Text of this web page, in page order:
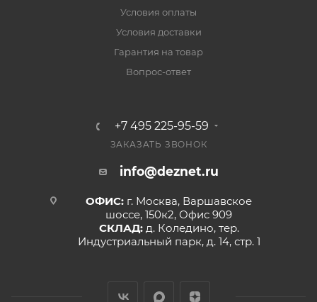
Условия оплаты
Условия доставки
Гарантия на товар
Вопрос-ответ
+7 495 225-95-59
ЗАКАЗАТЬ ЗВОНОК
info@deznet.ru
ОФИС: г. Москва, Варшавское
шоссе, 150к2, Офис 909
СКЛАД: д. Коледино, тер.
Индустриальный парк, д. 14, стр. 1